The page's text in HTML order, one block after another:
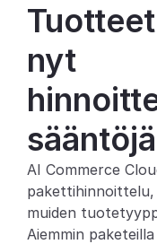
AI-toiminnot
Hinnoittelu
Kehittäjille
Ratkaisut
Integraatiot
nyt
sääntöjä
AI Commerce
muiden
Aiemmin